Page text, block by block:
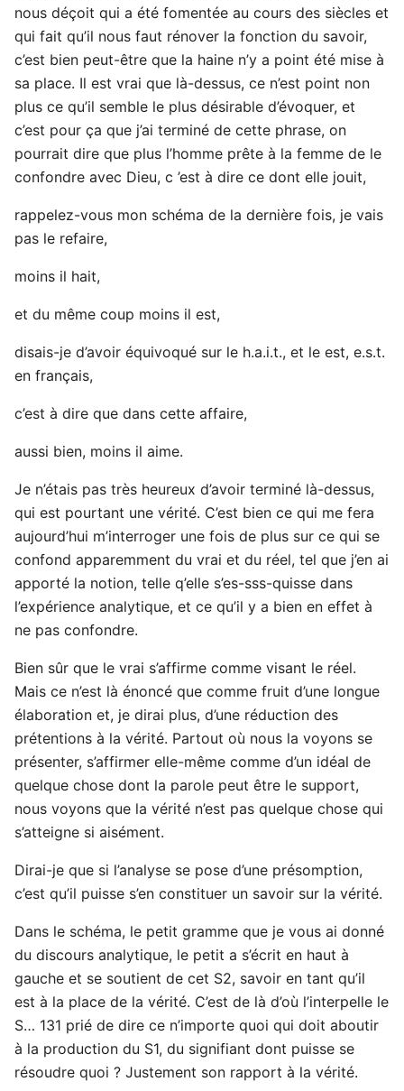
nous déçoit qui a été fomentée au cours des siècles et
qui fait qu’il nous faut rénover la fonction du savoir,
c’est bien peut-être que la haine n’y a point été mise à
sa place. Il est vrai que là-dessus, ce n’est point non
plus ce qu’il semble le plus désirable d’évoquer, et
c’est pour ça que j’ai terminé de cette phrase, on
pourrait dire que plus l’homme prête à la femme de le
confondre avec Dieu, c ’est à dire ce dont elle jouit,
rappelez-vous mon schéma de la dernière fois, je vais
pas le refaire,
moins il hait,
et du même coup moins il est,
disais-je d’avoir équivoqué sur le h.a.i.t., et le est, e.s.t.
en français,
c’est à dire que dans cette affaire,
aussi bien, moins il aime.
Je n’étais pas très heureux d’avoir terminé là-dessus,
qui est pourtant une vérité. C’est bien ce qui me fera
aujourd’hui m’interroger une fois de plus sur ce qui se
confond apparemment du vrai et du réel, tel que j’en ai
apporté la notion, telle q’elle s’es-sss-quisse dans
l’expérience analytique, et ce qu’il y a bien en effet à
ne pas confondre.
Bien sûr que le vrai s’affirme comme visant le réel.
Mais ce n’est là énoncé que comme fruit d’une longue
élaboration et, je dirai plus, d’une réduction des
prétentions à la vérité. Partout où nous la voyons se
présenter, s’affirmer elle-même comme d’un idéal de
quelque chose dont la parole peut être le support,
nous voyons que la vérité n’est pas quelque chose qui
s’atteigne si aisément.
Dirai-je que si l’analyse se pose d’une présomption,
c’est qu’il puisse s’en constituer un savoir sur la vérité.
Dans le schéma, le petit gramme que je vous ai donné
du discours analytique, le petit a s’écrit en haut à
gauche et se soutient de cet S2, savoir en tant qu’il
est à la place de la vérité. C’est de là d’où l’interpelle le
S… 131 prié de dire ce n’importe quoi qui doit aboutir
à la production du S1, du signifiant dont puisse se
résoudre quoi ? Justement son rapport à la vérité.